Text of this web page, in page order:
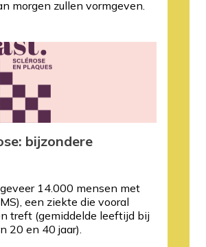
morgen zullen vormgeven.
bijzondere
14.000 mensen met
een ziekte die vooral
treft (gemiddelde leeftijd bij
20 en 40 jaar).